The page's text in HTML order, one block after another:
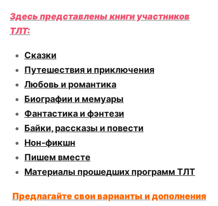
Здесь представлены книги участников
ТЛТ:
Сказки
Путешествия и приключения
Любовь и романтика
Биографии и мемуары
Фантастика и фэнтези
Байки, рассказы и повести
Нон-фикшн
Пишем вместе
Материалы прошедших программ ТЛТ
Предлагайте свои варианты и дополнения